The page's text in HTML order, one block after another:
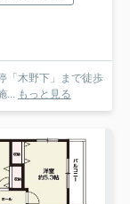
「木野下」まで徒歩
施... もっと見る